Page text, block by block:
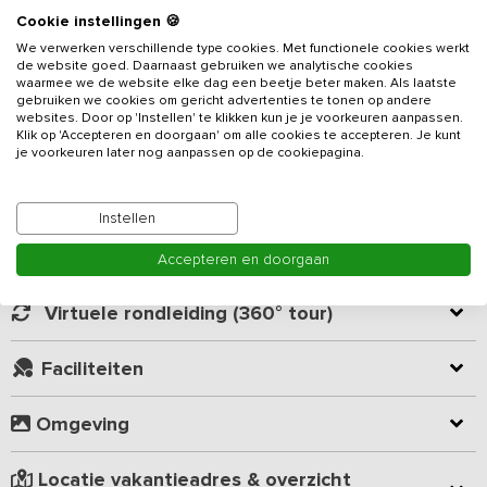
Gelegen op een schitterende locatie in het buitengebied van
Ommen vind je deze luxe groepsaccommodatie voor 36 personen
voorzien van 16 slaapkamers en 11 badkamers. Dit luxe
vakantieadresheeft werkelijk alles voor een te gek weekend
weg met familie, vrienden of collega’s. 11 slaapkamers met eigen
badkamer, 7 interne appartementen, een zeer grote overdekte
speelruimte met tafeltennistafel, voetbaltafel, pooltafel & 2
voetbalgoals, volleybalnet & jeu de boulesbaan, en niet te
vergeten een schitterend weids uitzicht waar je door de stilte de
vogels hoort fluiten en de reeën voorbij ziet rennen.
hotelkamers en een grote gezamenlijke ruimte met een
loungehoek, grote smart-TV, eettafels en grote keuken. Als groep
huur je de locatie exclusief voor jezelf. Ieder appartement is
volledig ingericht en voorzien van een woonkamer met lounge,
TV, eettafel, keuken met o.a. 4-pits inductie kookplaat, slaapkamer
en luxe badkamer met douche, toilet & wastafel. Iedere
Lees meer
Kamer indeling
Geverifieerde beoordelingen
Virtuele rondleiding (360° tour)
Faciliteiten
Omgeving
Locatie vakantieadres & overzicht
Cookie instellingen 🍪
We verwerken verschillende type cookies. Met functionele cookies werkt
de website goed. Daarnaast gebruiken we analytische cookies
waarmee we de website elke dag een beetje beter maken. Als laatste
gebruiken we cookies om gericht advertenties te tonen op andere
websites. Door op 'Instellen' te klikken kun je je voorkeuren aanpassen.
Klik op 'Accepteren en doorgaan' om alle cookies te accepteren. Je kunt
je voorkeuren later nog aanpassen op de cookiepagina.
Instellen
Accepteren en doorgaan